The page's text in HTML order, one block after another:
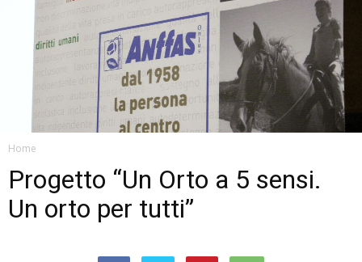
Home
Progetto “Un Orto a 5 sensi.
Un orto per tutti”